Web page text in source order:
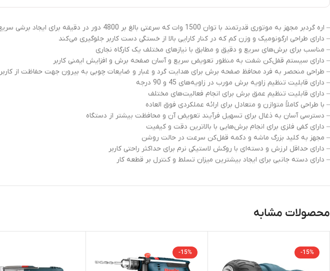
– اره گردبر مجهز به موتوری قدرتمند با توان 1500 وات که سرعتی بالغ بر 4800 دور در دقیقه برای ایجاد برشی سریع و دقیق فراهم می‌کند
– دارای طراحی ارگونومیک و وزن کم که در کنار کارایی بالا از خستگی دست کاربر جلوگیری می‌کند
– مناسب برای برش‌های سریع و دقیق و مطابق با نیازهای مختلف یک کارگاه نجاری
– دارای سیستم قفل‌کن شفت به منظور تعویض سریع و آسان صفحه برش و افزایش ایمنی کاربر
– طراحی منحصر به فرد محافظ صفحه برش برای هدایت گرد و غبار و ضایعات چوبی به بیرون جهت حفاظت از کاربر
– دارای قابلیت تنظیم زاویه برش مورب در زاویه‌های 45 و 90 درجه
– دارای قابلیت تنظیم عمق برش برای انجام فعالیت‌های مختلف
– با طراحی کاملاً متوازن و متعادل برای ارائه عملکردی فوق العاده
– دسترسی آسان به ذغال برای تسهیل فرآیند تعویض آن و محافظت بیشتر از دستگاه
– دارای کفی فلزی برای انجام برش‌هایی با بالاترین دقت و کیفیت
– مجهز به کلید بزرگ ماشه و دکمه قفل‌کن سرعت در حالت روشن
– دارای حداقل لرزش و دسته‌ای با روکش لاستیکی نرم برای حداکثر راحتی کاربر
– دارای دسته جانبی برای ایجاد بیشترین میزان تسلط و کنترل بر قطعه کار
محصولات مشابه
-15%
-15%